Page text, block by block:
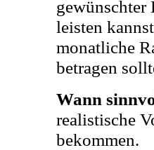
leisten
monatliche
betragen
Wann
realistische
bekommen.